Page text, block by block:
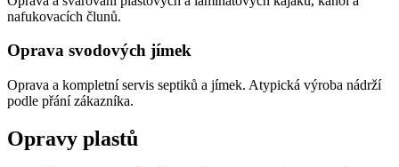
nafukovacích člunů.
Oprava svodových jímek
Oprava a kompletní servis septiků a jímek. Atypická výroba nádrží
podle přání zákazníka.
Opravy plastů